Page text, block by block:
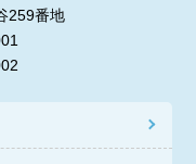
259番地